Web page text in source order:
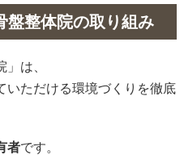
盤整体院の取り組み
は、
いただける環境づくりを徹底
者です。